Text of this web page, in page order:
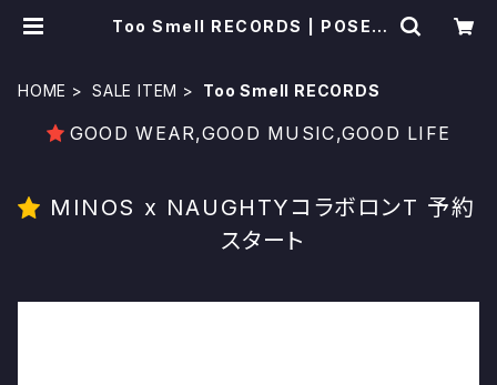
Too Smell RECORDS | POSER
HOME SALE ITEM Too Smell RECORDS
GOOD WEAR,GOOD MUSIC,GOOD LIFE
MINOS x NAUGHTYコラボロンT 予約
スタート